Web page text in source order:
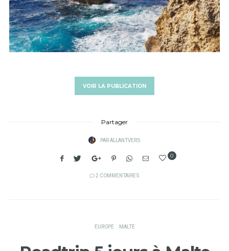
VOIR LA PUBLICATION
Partager
PARALLANTVERS
0
2 COMMENTAIRES
EUROPE MALTE